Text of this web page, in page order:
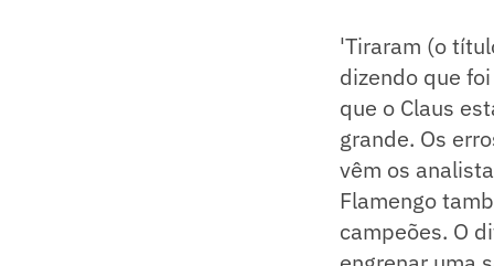
'Tiraram (o
dizendo que
que o Claus
grande. Os
vêm os
Flamengo
campeões. O